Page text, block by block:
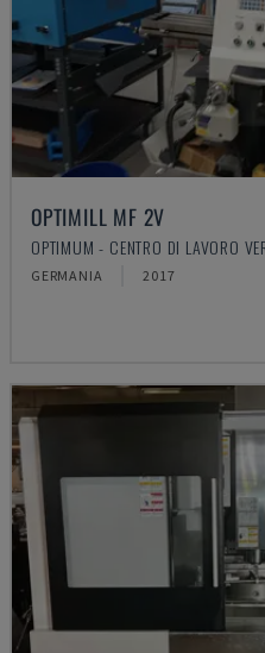
OPTIMILL MF 2V
OPTIMUM - CENTRO DI LAVORO
GERMANIA 2017